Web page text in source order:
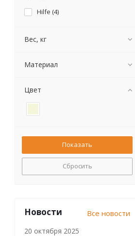
Hilfe (4)
Вес, кг
Материал
Цвет
Сбросить
Новости Все новости
20 октября 2025